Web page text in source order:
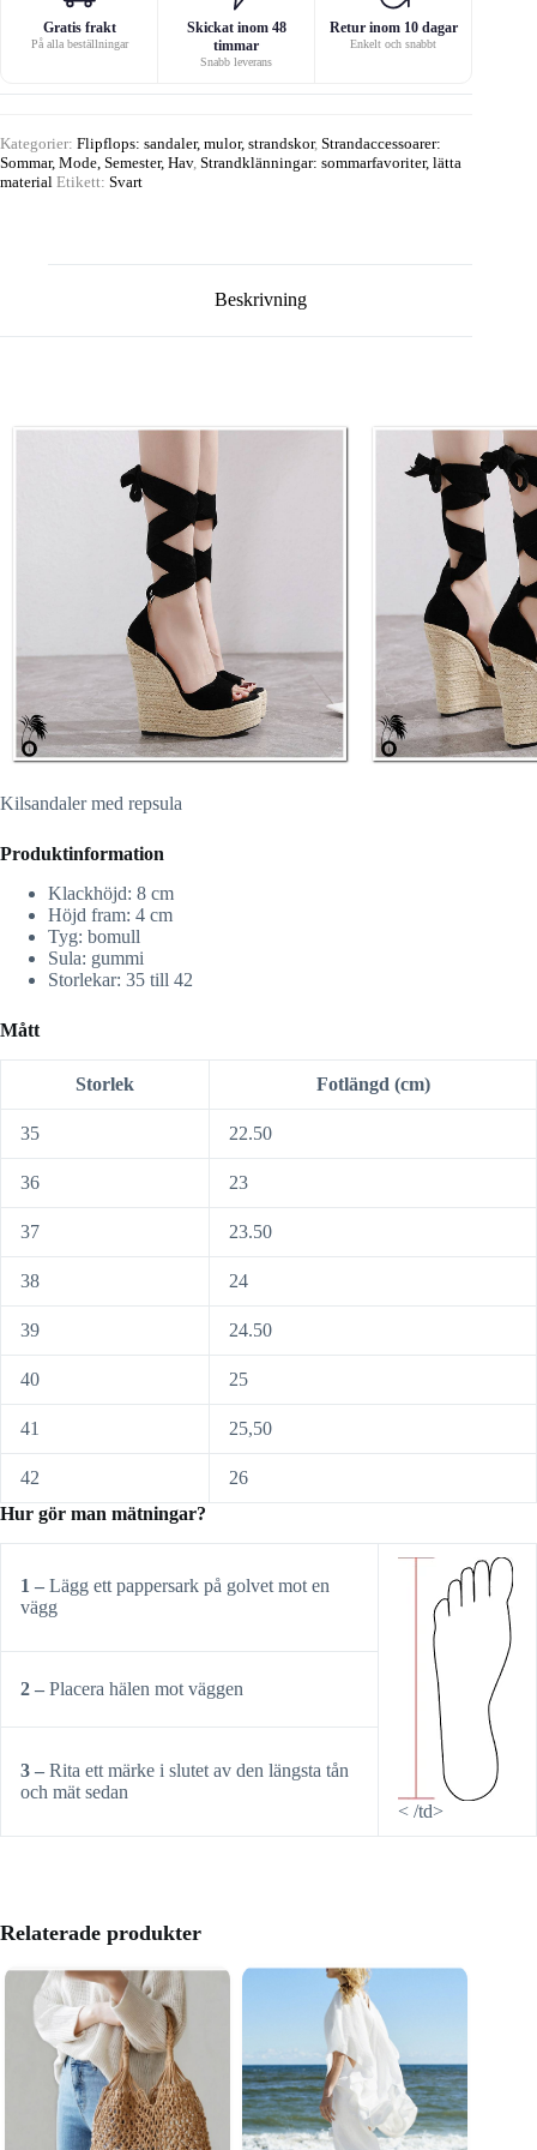
Gratis frakt
På alla beställningar
Skickat inom 48
timmar
Snabb leverans
Retur inom 10 dagar
Enkelt och snabbt
Kategorier: Flipflops: sandaler, mulor, strandskor, Strandaccessoarer:
Sommar, Mode, Semester, Hav, Strandklänningar: sommarfavoriter, lätta
material Etikett: Svart
Beskrivning
Kilsandaler med repsula
Produktinformation
Klackhöjd: 8 cm
Höjd fram: 4 cm
Tyg: bomull
Sula: gummi
Storlekar: 35 till 42
Mått
Storlek Fotlängd (cm)
35 22.50
36 23
37 23.50
38 24
39 24.50
40 25
41 25,50
42
26
Hur gör man mätningar?
1 – Lägg ett pappersark på golvet mot en
vägg
< /td>
2 – Placera hälen mot väggen
3 – Rita ett märke i slutet av den längsta tån
och mät sedan
Relaterade produkter